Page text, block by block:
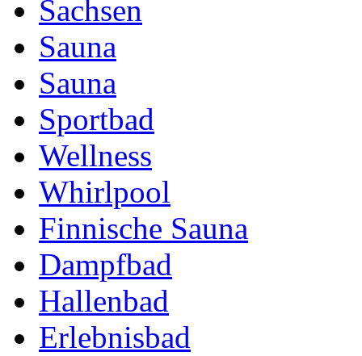
Sachsen
Sauna
Sauna
Sportbad
Wellness
Whirlpool
Finnische Sauna
Dampfbad
Hallenbad
Erlebnisbad